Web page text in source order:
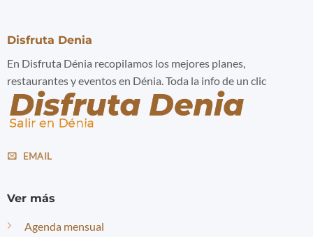
Disfruta Denia
En Disfruta Dénia recopilamos los mejores planes,
restaurantes y eventos en Dénia. Toda la info de un clic
EMAIL
Ver más
Agenda mensual